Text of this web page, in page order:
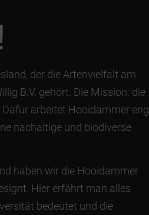
der die Artenvielfalt am
B.V. gehört. Die Mission: die
arbeitet Hooidammer eng
nachaltige und biodiverse
haben wir die Hooidammer
Hier erfährt man alles
bedeutet und die